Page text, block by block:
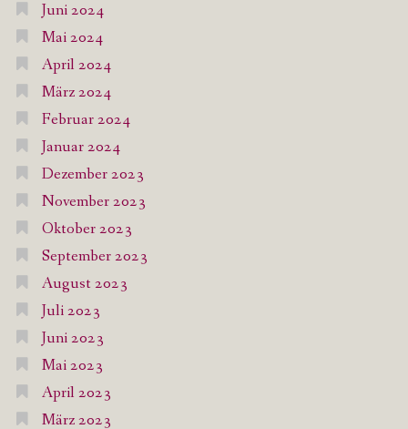
Juni 2024
Mai 2024
April 2024
März 2024
Februar 2024
Januar 2024
Dezember 2023
November 2023
Oktober 2023
September 2023
August 2023
Juli 2023
Juni 2023
Mai 2023
April 2023
März 2023